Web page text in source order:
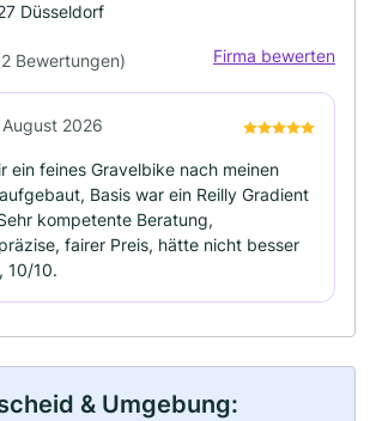
Düsseldorf
Bewertungen) Firma bewerten
2026
ein feines Gravelbike nach meinen
Basis war ein Reilly Gradient
kompetente Beratung,
fairer Preis, hätte nicht besser
10/10.
& Umgebung: